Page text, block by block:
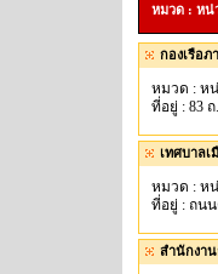
หมวด : หน่
กองเรือภ
หมวด : ห
ที่อยู่ : 83
เทศบาลเ
หมวด : ห
ที่อยู่ : ถน
สำนักงาน